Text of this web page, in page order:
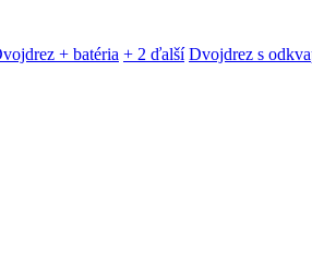
+ batéria + 2 ďalší Dvojdrez s